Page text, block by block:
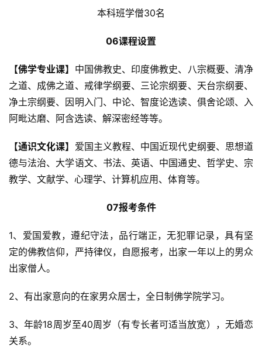
寺
院
巡
礼
频
纪
佛
教
艺
术
政
策
法
规
本科班学僧30名
06课程设置
【佛学专业课】 中国佛教史、印度佛教史、八宗概要、清净
之道、成佛之道、戒律学纲要、三论宗纲要、天台宗纲要、
净土宗纲要、因明入门、中论、智度论选读、俱舍论颂、入
阿毗达磨、阿含选读、解深密经等等。
【通识文化课】 爱国主义教程、中国近现代史纲要、思想道
德与法治、大学语文、书法、英语、中国通史、哲学史、宗
教学、文献学、心理学、计算机应用、体育等。
07报考条件
1、爱国爱教，遵纪守法，品行端正，无犯罪记录，具有坚
定的佛教信仰，严持律仪，自愿报考，出家一年以上的男众
出家僧人。
2、有出家意向的在家男众居士，全日制佛学院学习。
3、年龄18周岁至40周岁（有专长者可适当放宽），无婚恋
关系。